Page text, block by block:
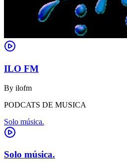
ILO FM
By ilofm
PODCATS DE MUSICA
Solo música.
Solo música.